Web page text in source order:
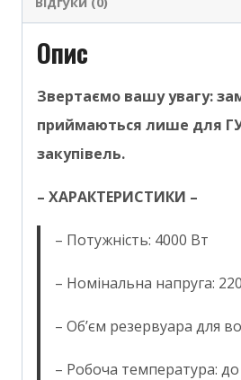
Опис
Звертаємо вашу увагу:
приймаються лише для
закупівель.
– ХАРАКТЕРИСТИКИ –
– Потужність: 4000 Вт
– Номінальна напруга:
– Обʼєм резервуара для
– Робоча температура: